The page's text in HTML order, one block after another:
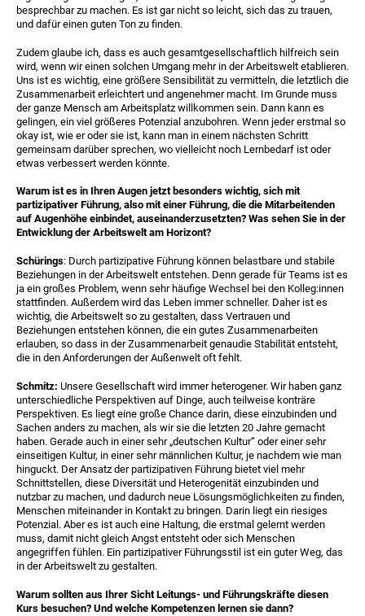
besprechbar zu machen. Es ist gar nicht so leicht, sich das zu trauen,
und dafür einen guten Ton zu finden.
Zudem glaube ich, dass es auch gesamtgesellschaftlich hilfreich sein
wird, wenn wir einen solchen Umgang mehr in der Arbeitswelt etablieren.
Uns ist es wichtig, eine größere Sensibilität zu vermitteln, die letztlich die
Zusammenarbeit erleichtert und angenehmer macht. Im Grunde muss
der ganze Mensch am Arbeitsplatz willkommen sein. Dann kann es
gelingen, ein viel größeres Potenzial anzubohren. Wenn jeder erstmal so
okay ist, wie er oder sie ist, kann man in einem nächsten Schritt
gemeinsam darüber sprechen, wo vielleicht noch Lernbedarf ist oder
etwas verbessert werden könnte.
Warum ist es in Ihren Augen jetzt besonders wichtig, sich mit
partizipativer Führung, also mit einer Führung, die die Mitarbeitenden
auf Augenhöhe einbindet, auseinanderzusetzten? Was sehen Sie in der
Entwicklung der Arbeitswelt am Horizont?
Schürings: Durch partizipative Führung können belastbare und stabile
Beziehungen in der Arbeitswelt entstehen. Denn gerade für Teams ist es
ja ein großes Problem, wenn sehr häufige Wechsel bei den Kolleg:innen
stattfinden. Außerdem wird das Leben immer schneller. Daher ist es
wichtig, die Arbeitswelt so zu gestalten, dass Vertrauen und
Beziehungen entstehen können, die ein gutes Zusammenarbeiten
erlauben, so dass in der Zusammenarbeit genaudie Stabilität entsteht,
die in den Anforderungen der Außenwelt oft fehlt.
Schmitz: Unsere Gesellschaft wird immer heterogener. Wir haben ganz
unterschiedliche Perspektiven auf Dinge, auch teilweise konträre
Perspektiven. Es liegt eine große Chance darin, diese einzubinden und
Sachen anders zu machen, als wir sie die letzten 20 Jahre gemacht
haben. Gerade auch in einer sehr „deutschen Kultur“ oder einer sehr
einseitigen Kultur, in einer sehr männlichen Kultur, je nachdem wie man
hinguckt. Der Ansatz der partizipativen Führung bietet viel mehr
Schnittstellen, diese Diversität und Heterogenität einzubinden und
nutzbar zu machen, und dadurch neue Lösungsmöglichkeiten zu finden,
Menschen miteinander in Kontakt zu bringen. Darin liegt ein riesiges
Potenzial. Aber es ist auch eine Haltung, die erstmal gelernt werden
muss, damit nicht gleich Angst entsteht oder sich Menschen
angegriffen fühlen. Ein partizipativer Führungsstil ist ein guter Weg, das
in der Arbeitswelt zu gestalten.
Warum sollten aus Ihrer Sicht Leitungs- und Führungskräfte diesen
Kurs besuchen? Und welche Kompetenzen lernen sie dann?